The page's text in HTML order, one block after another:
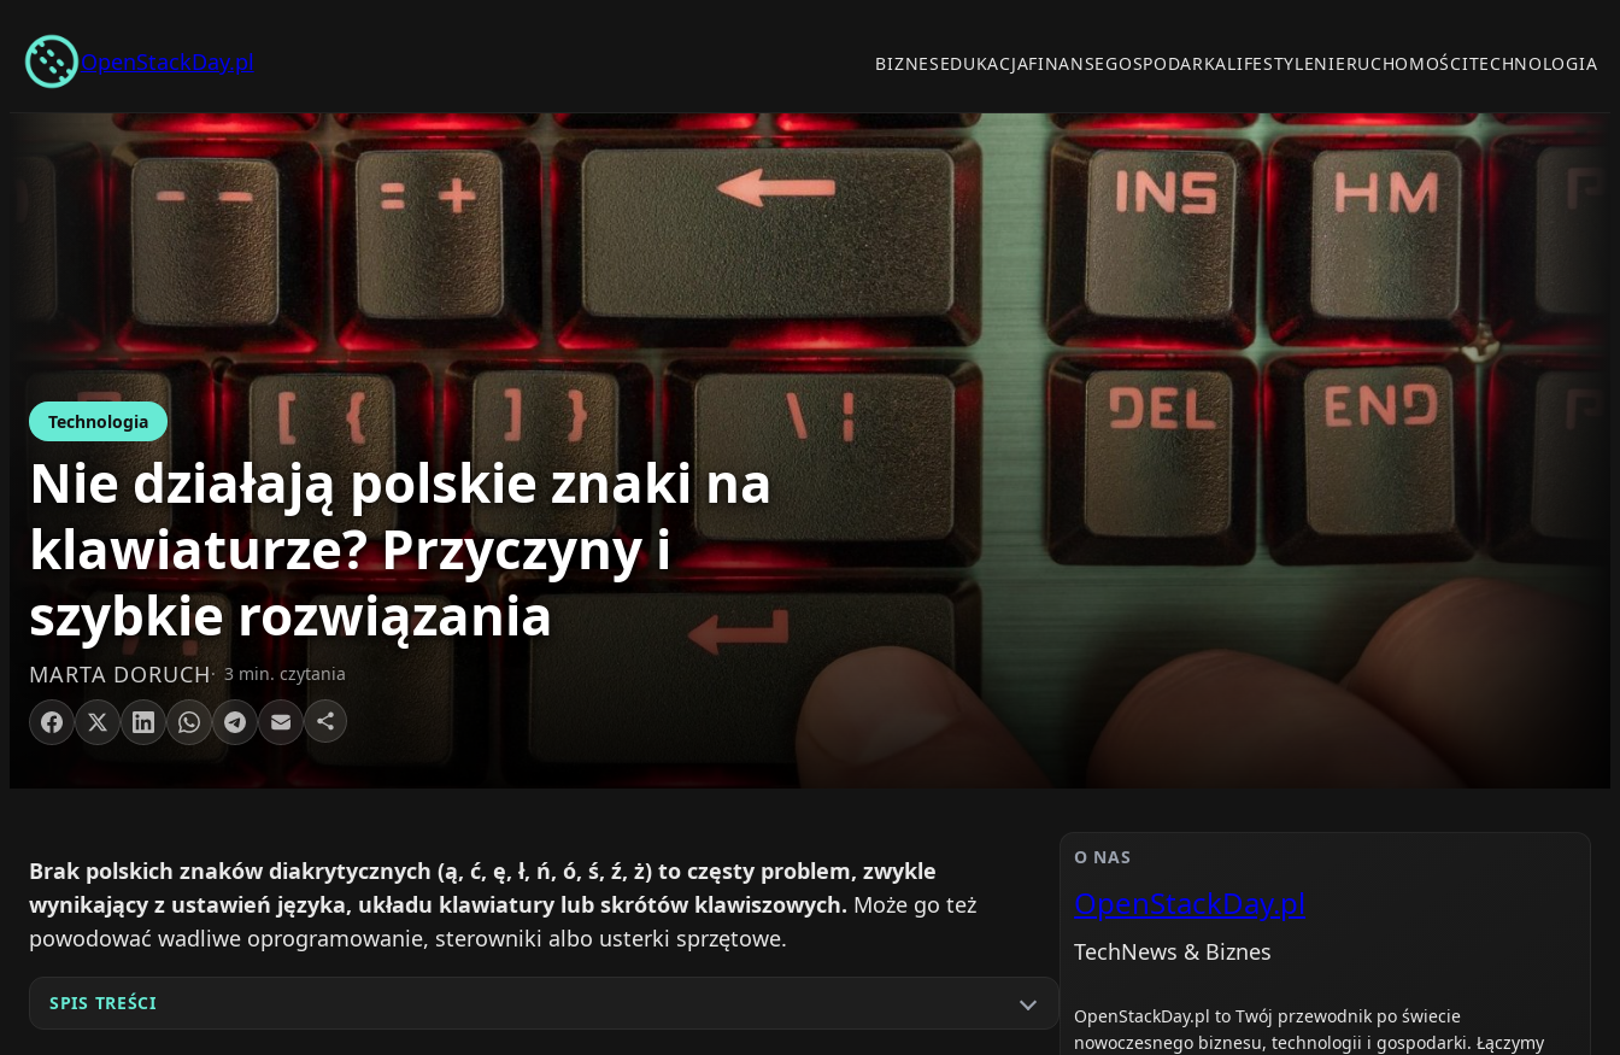
do
treści
OpenStackDay.pl BIZNESEDUKACJAFINANSEGOSPODARKALIFESTYLENIERUCHOMOŚCITECHNOLOGIA
Technologia
Nie działają polskie znaki na
klawiaturze? Przyczyny i
szybkie rozwiązania
MARTA DORUCH 3 min. czytania
Brak polskich znaków diakrytycznych (ą, ć, ę, ł, ń, ó, ś, ź, ż) to częsty problem, zwykle
wynikający z ustawień języka, układu klawiatury lub skrótów klawiszowych. Może go też
powodować wadliwe oprogramowanie, sterowniki albo usterki sprzętowe.
SPIS TREŚCI
O NAS
OpenStackDay.pl
TechNews & Biznes
OpenStackDay.pl to Twój przewodnik po świecie
nowoczesnego biznesu, technologii i gospodarki. Łączymy